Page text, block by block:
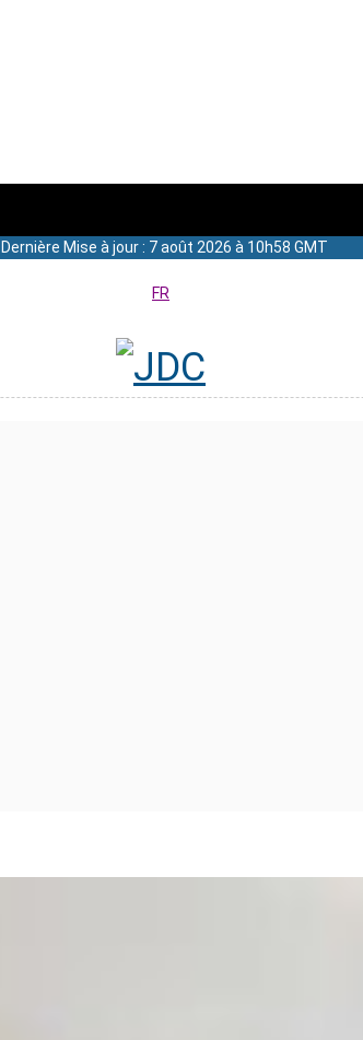
Dernière Mise à jour : 7 août 2026 à 10h58 GMT
FR